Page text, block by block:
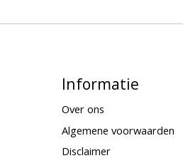
Informatie
Over ons
Algemene voorwaarden
Disclaimer